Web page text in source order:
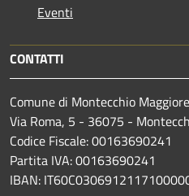
Eventi
CONTATTI
Comune di Montecchio Maggiore
Via Roma, 5 - 36075 -
Codice Fiscale: 00163690241
Partita IVA: 00163690241
IBAN: